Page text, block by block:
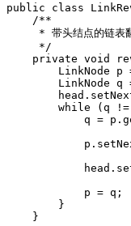
public class
    /**
* 带头结点的链表
     */
private void
LinkNode p
LinkNode q
while (q !=
q =
            p = q;
        }
    }